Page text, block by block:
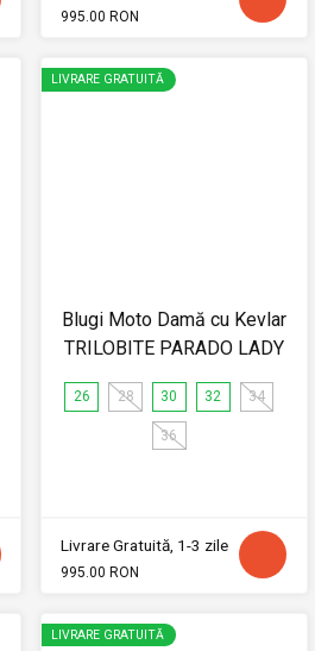
995.00 RON
LIVRARE GRATUITĂ
Blugi Moto Damă cu Kevlar
TRILOBITE PARADO LADY
26 28 30 32 34
36
Livrare Gratuită, 1-3 zile
995.00 RON
LIVRARE GRATUITĂ